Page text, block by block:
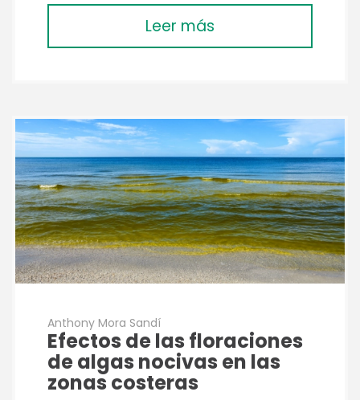
Leer más
Anthony Mora Sandí
Efectos de las floraciones
de algas nocivas en las
zonas costeras